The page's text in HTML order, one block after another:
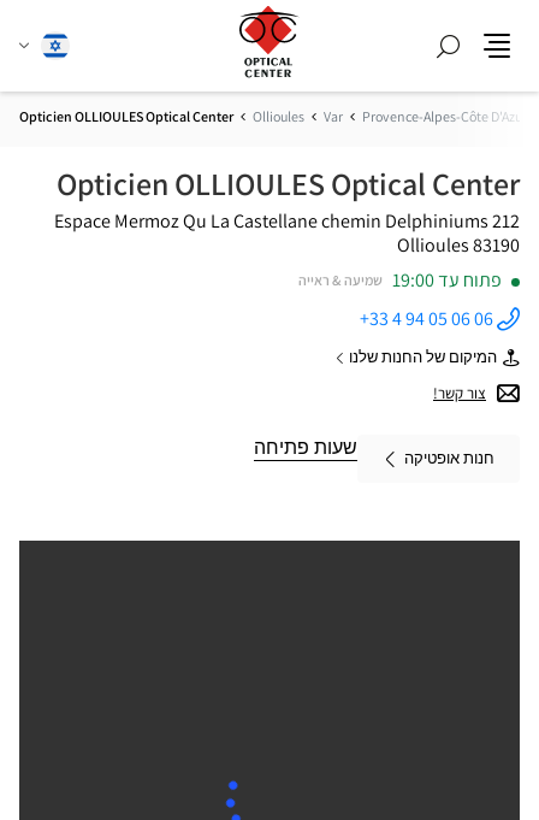
חפש
שנהעברית
Provence-Alpes-Côte D'Azur
Var
Ollioules
Opticien OLLIOULES Optical Center
Opticien OLLIOULES Optical Center
212 chemin Delphiniums
Espace Mermoz Qu La Castellane
83190 Ollioules
פתוח עד 19:00
שמיעה & ראייה
התקשר
לחנות
Opticien
OLLIOULES
Optical
+33 4 94 05 06 06
המיקום של החנות שלנו של
Opticien
OLLIOULES
צור קשר!
חנות אופטיקה
שעות פתיחה